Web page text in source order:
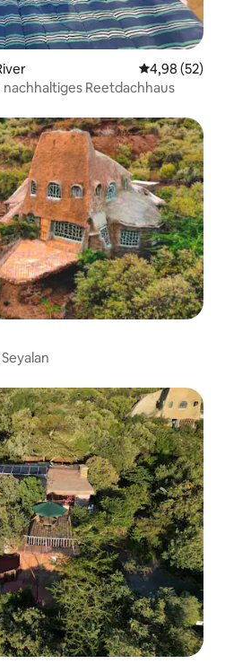
4,98 (52)
nachhaltiges Reetdachhaus